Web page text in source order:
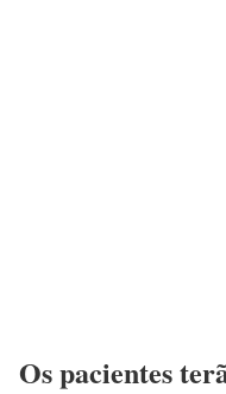
Os pacientes